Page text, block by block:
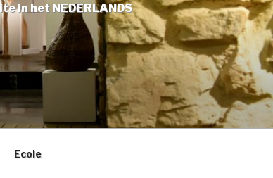
in het NEDERLANDS
Ecole